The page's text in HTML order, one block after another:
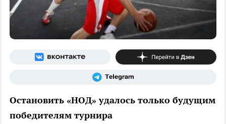
Остановить «НОД» удалось только будущим
победителям турнира